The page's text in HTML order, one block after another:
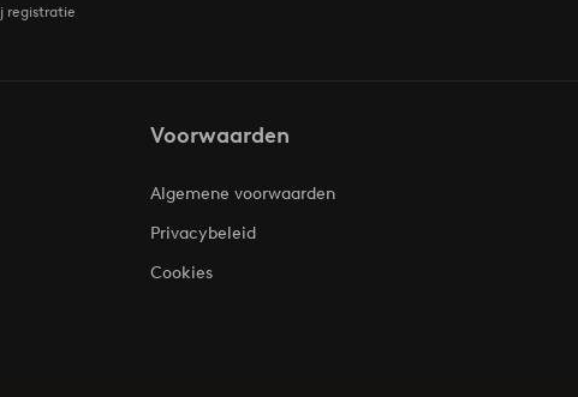
registratie
Voorwaarden
Algemene voorwaarden
Privacybeleid
Cookies